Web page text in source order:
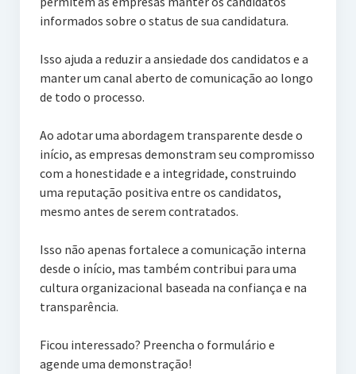
informados sobre o status de sua candidatura.
Isso ajuda a reduzir a ansiedade dos candidatos e a
manter um canal aberto de comunicação ao longo
de todo o processo.
Ao adotar uma abordagem transparente desde o
início, as empresas demonstram seu compromisso
com a honestidade e a integridade, construindo
uma reputação positiva entre os candidatos,
mesmo antes de serem contratados.
Isso não apenas fortalece a comunicação interna
desde o início, mas também contribui para uma
cultura organizacional baseada na confiança e na
transparência.
Ficou interessado? Preencha o formulário e
agende uma demonstração!